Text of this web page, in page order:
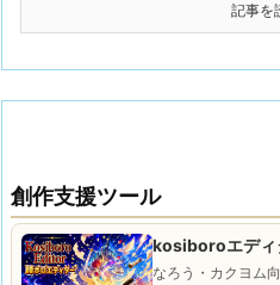
記事を
創作支援ツール
kosiboroエディ
なろう・カクヨム